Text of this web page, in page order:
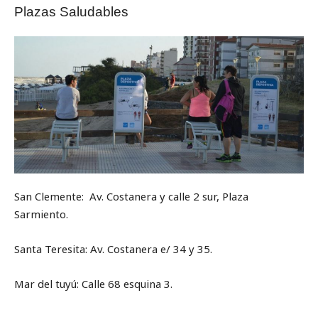
Plazas Saludables
San Clemente: Av. Costanera y calle 2 sur, Plaza
Sarmiento.
Santa Teresita: Av. Costanera e/ 34 y 35.
Mar del tuyú: Calle 68 esquina 3.